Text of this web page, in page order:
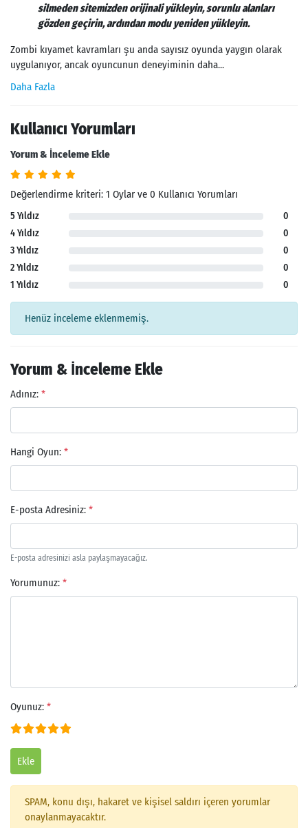
Arama
silmeden sitemizden orijinali yükleyin, sorunlu alanları
gözden geçirin, ardından modu yeniden yükleyin.
Zombi kıyamet kavramları şu anda sayısız oyunda yaygın olarak
uygulanıyor, ancak oyuncunun deneyiminin daha...
Daha Fazla
Kullanıcı Yorumları
Yorum & İnceleme Ekle
Değerlendirme kriteri: 1 Oylar ve 0 Kullanıcı Yorumları
5 Yıldız
0
4 Yıldız
0
3 Yıldız
0
2 Yıldız
0
1 Yıldız
0
Henüz inceleme eklenmemiş.
Yorum & İnceleme Ekle
Adınız: *
Hangi Oyun: *
E-posta Adresiniz: *
E-posta adresinizi asla paylaşmayacağız.
Yorumunuz: *
Oyunuz: *
Ekle
SPAM, konu dışı, hakaret ve kişisel saldırı içeren yorumlar
onaylanmayacaktır.